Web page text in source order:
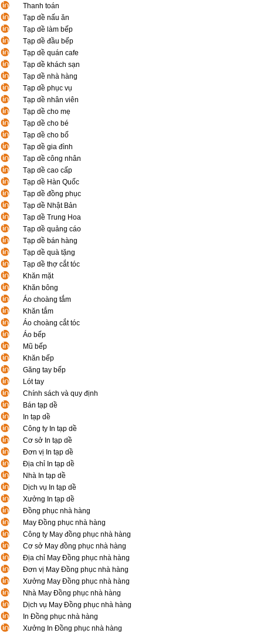
Thanh toán
Tạp dề nấu ăn
Tạp dề làm bếp
Tạp dề đầu bếp
Tạp dề quán cafe
Tạp dề khách sạn
Tạp dề nhà hàng
Tạp dề phục vụ
Tạp dề nhân viên
Tạp dề cho mẹ
Tạp dề cho bé
Tạp dề cho bố
Tạp dề gia đình
Tạp dề công nhân
Tạp dề cao cấp
Tạp dề Hàn Quốc
Tạp dề đồng phục
Tạp dề Nhật Bản
Tạp dề Trung Hoa
Tạp dề quảng cáo
Tạp dề bán hàng
Tạp dề quà tặng
Tạp dề thợ cắt tóc
Khăn mặt
Khăn bông
Áo choàng tắm
Khăn tắm
Áo choàng cắt tóc
Áo bếp
Mũ bếp
Khăn bếp
Găng tay bếp
Lót tay
Chính sách và quy định
Bán tạp dề
In tạp dề
Công ty In tạp dề
Cơ sở In tạp dề
Đơn vị In tạp dề
Địa chỉ In tạp dề
Nhà In tạp dề
Dịch vụ In tạp dề
Xưởng In tạp dề
Đồng phục nhà hàng
May Đồng phục nhà hàng
Công ty May đồng phục nhà hàng
Cơ sở May đồng phục nhà hàng
Địa chỉ May Đồng phục nhà hàng
Đơn vị May Đồng phục nhà hàng
Xưởng May Đồng phục nhà hàng
Nhà May Đồng phục nhà hàng
Dịch vụ May Đồng phục nhà hàng
In Đồng phục nhà hàng
Xưởng In Đồng phục nhà hàng